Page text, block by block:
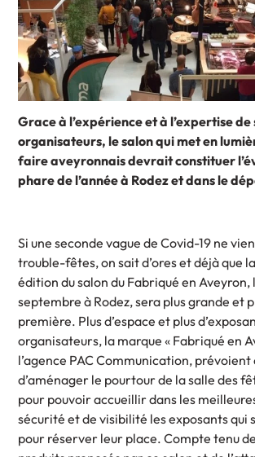
Grace à l’expérience et à l’expertise de
organisateurs, le salon qui met en
faire aveyronnais devrait constituer
phare de l’année à Rodez et dans le
Si une seconde vague de Covid-19 ne
trouble-fêtes, on sait d’ores et déjà que
édition du salon du Fabriqué en Aveyron,
septembre à Rodez, sera plus grande et
première. Plus d’espace et plus
organisateurs, la marque « Fabriqué en
l’agence PAC Communication,
d’aménager le pourtour de la salle des
pour pouvoir accueillir dans les
sécurité et de visibilité les exposants qui
pour réserver leur place. Compte tenu